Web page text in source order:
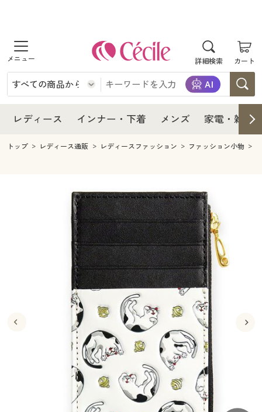
詳細検索 カート
商品を探す
レディース
レディースファッション
インナー・下着
インナー・下着通販すべて
ジュニア・ティーンズ下着
メンズ
メンズファッション
家電・雑貨すべて
キッチン・雑貨・日用品
寝具・インテリア・家具
寝具・インテリア・家具通販すべて
カーテン・ラグ・ファブリック
美容・健康通販すべて
美容・健康・サプリメント
制服・スクール
制服・スクールすべて
ジュニア・ティーンズ下着
大きいサイズ
大きいサイズ通販すべて
大きいサイズ レディース服
大きいサイズ レディース下着
バーゲンセール
シークレットセール
商品カテゴリ一覧
レディース インナー・下着 メンズ 家電・雑貨
レディース
レディース通販すべて
レディースファッション
インナー・下着
インナー・下着通販すべて
ジュニア・ティーンズ下着
メンズ
キッチン・雑貨・日用品
寝具・インテリア・家具通販すべて
カーテン・ラグ・ファブリック
美容・健康通販すべて
美容・健康・サプリメント
制服・スクール
制服・スクールすべて
ジュニア・ティーンズ下着
大きいサイズ
大きいサイズ通販すべて
大きいサイズ レディース服
大きいサイズ レディース下着
大きいサイズ メンズ
バーゲンセール
シークレットセール
商品カテゴリ一覧
トップ レディース通販 レディースファッション ファッション小物